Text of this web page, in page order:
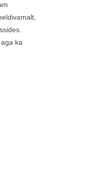
ka